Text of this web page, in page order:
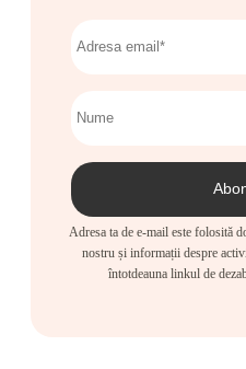
Adresa ta de e-mail este folosită
nostru și informații despre
întotdeauna linkul de